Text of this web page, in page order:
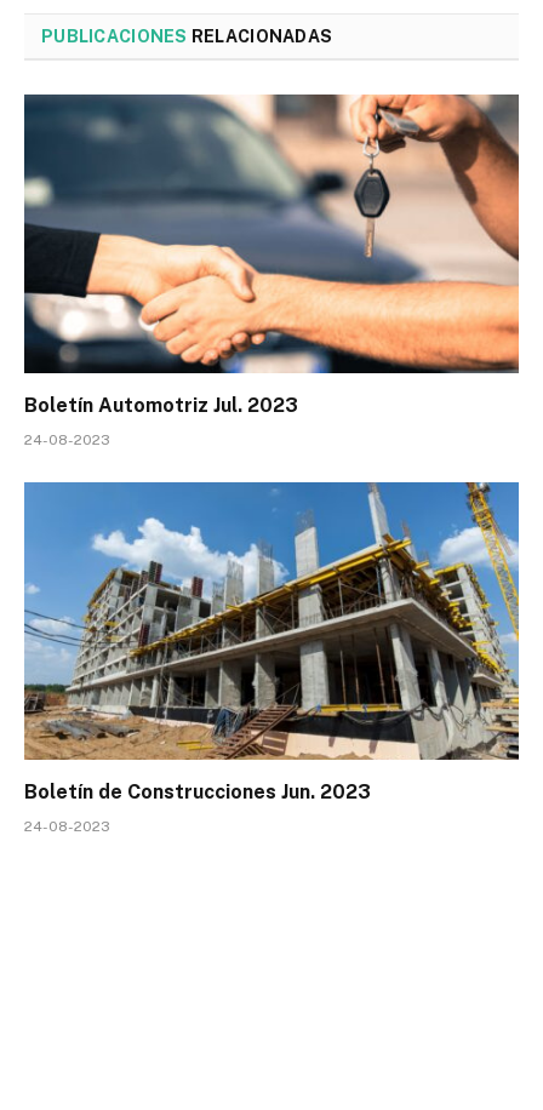
PUBLICACIONES RELACIONADAS
Boletín Automotriz Jul. 2023
24-08-2023
Boletín de Construcciones Jun. 2023
24-08-2023